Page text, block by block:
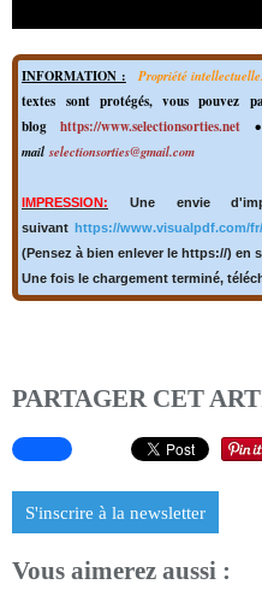
INFORMATION : Propriété intellectuelle.
textes sont protégés, vous pouvez
blog
https://www.selectionsorties.net
mail selectionsorties@gmail.com
IMPRESSION: Une envie
suivant https://www.visualpdf.com/
(Pensez à bien enlever le https://) en
Une fois le chargement terminé,
PARTAGER CET
S'inscrire à la newsletter
Vous aimerez aussi :